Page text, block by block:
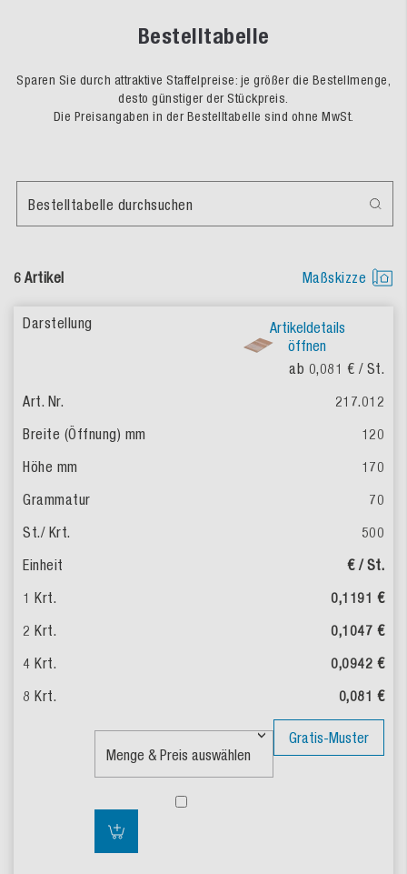
Bestelltabelle
Sparen Sie durch attraktive Staffelpreise: je größer die Bestellmenge,
desto günstiger der Stückpreis.
Die Preisangaben in der Bestelltabelle sind ohne MwSt.
6 Artikel Maßskizze
Bestelltabelle durchsuchen
Artikeldetails
öffnen
ab 0,081 € / St.
217.012
120
170
70
500
€ / St.
0,1191 €
0,1047 €
0,0942 €
0,081 €
Gratis-Muster